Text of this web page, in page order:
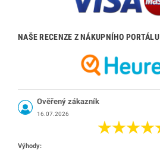
NAŠE RECENZE Z NÁKUPNÍHO PORTÁLU
Ověřený zákazník
16.07.2026
Výhody: